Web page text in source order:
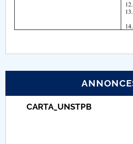
Taxe de școlarizare